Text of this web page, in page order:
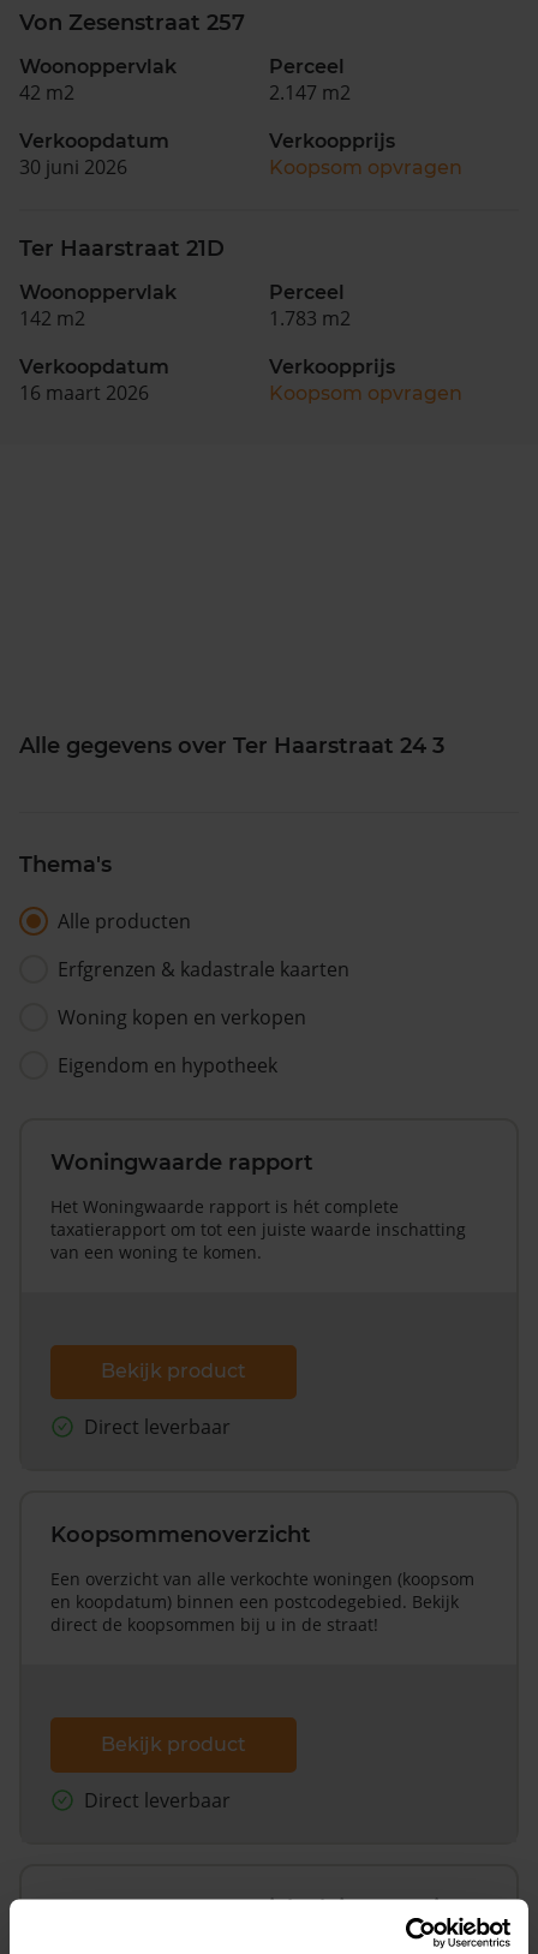
Von Zesenstraat 257
Woonoppervlak
42 m2
Perceel
2.147 m2
Verkoopdatum
30 juni 2026
Verkoopprijs
Koopsom opvragen
Ter Haarstraat 21D
Woonoppervlak
142 m2
Perceel
1.783 m2
Verkoopdatum
16 maart 2026
Verkoopprijs
Koopsom opvragen
Alle gegevens over Ter Haarstraat 24 3
Thema's
Alle producten
Erfgrenzen & kadastrale kaarten
Woning kopen en verkopen
Eigendom en hypotheek
Woningwaarde rapport
Het Woningwaarde rapport is hét complete
taxatierapport om tot een juiste waarde inschatting
van een woning te komen.
Bekijk product
Direct leverbaar
Koopsommenoverzicht
Een overzicht van alle verkochte woningen (koopsom
en koopdatum) binnen een postcodegebied. Bekijk
direct de koopsommen bij u in de straat!
Bekijk product
Direct leverbaar
Koopsommenoverzicht (1 jaar gratis